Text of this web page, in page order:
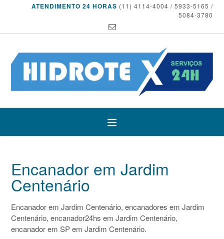
ATENDIMENTO 24 HORAS (11) 4114-4004 / 5933-5165 /
5084-3780
Encanador em Jardim
Centenário
Encanador em Jardim Centenário, encanadores em Jardim
Centenário, encanador24hs em Jardim Centenário,
encanador em SP em Jardim Centenário.